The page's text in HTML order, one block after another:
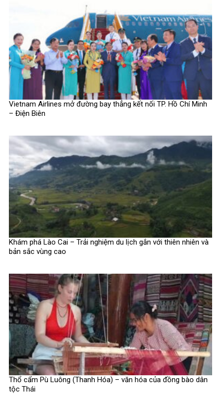
Vietnam Airlines mở đường bay thẳng kết nối TP. Hồ Chí Minh
– Điện Biên
Khám phá Lào Cai – Trải nghiệm du lịch gắn với thiên nhiên và
bản sắc vùng cao
Thổ cẩm Pù Luông (Thanh Hóa) – văn hóa của đồng bào dân
tộc Thái